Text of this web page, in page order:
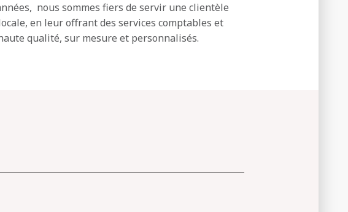
nous sommes fiers de servir une clientèle
en leur offrant des services comptables et
qualité, sur mesure et personnalisés.